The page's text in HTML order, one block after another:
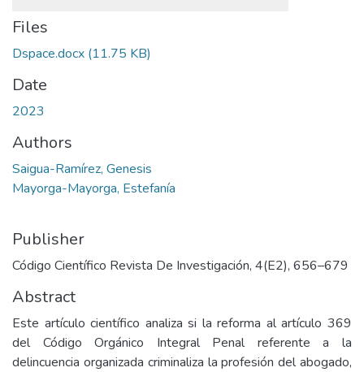
Files
Dspace.docx (11.75 KB)
Date
2023
Authors
Saigua-Ramírez, Genesis
Mayorga-Mayorga, Estefanía
Publisher
Código Científico Revista De Investigación, 4(E2), 656–679
Abstract
Este artículo científico analiza si la reforma al artículo 369
del Código Orgánico Integral Penal referente a la
delincuencia organizada criminaliza la profesión del abogado,